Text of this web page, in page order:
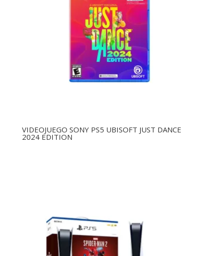
VIDEOJUEGO SONY PS5 UBISOFT JUST DANCE
2024 EDITION